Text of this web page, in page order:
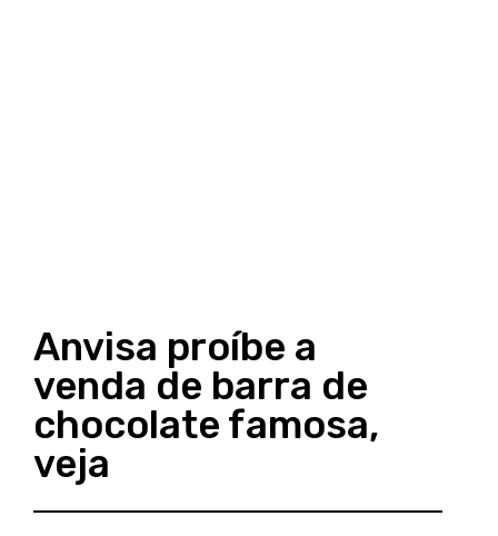
Anvisa proíbe a
venda de barra de
chocolate famosa,
veja